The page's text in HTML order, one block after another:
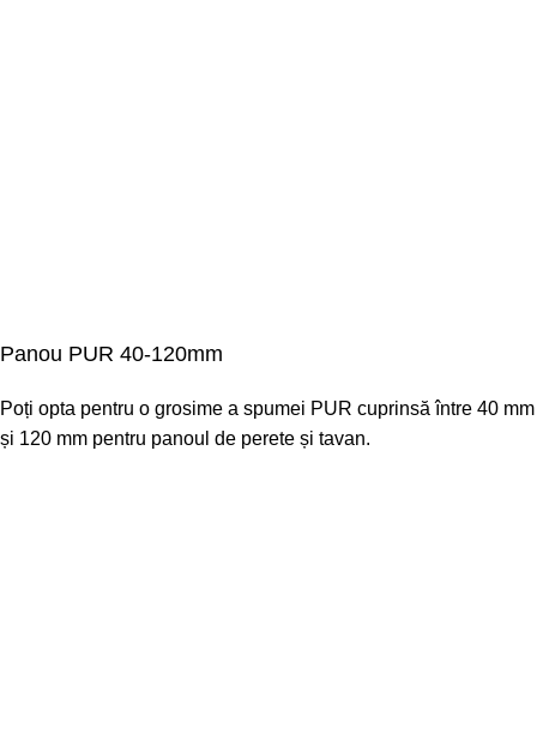
Panou PUR 40-120mm
Poți opta pentru o grosime a spumei PUR cuprinsă între 40 mm
și 120 mm pentru panoul de perete și tavan.